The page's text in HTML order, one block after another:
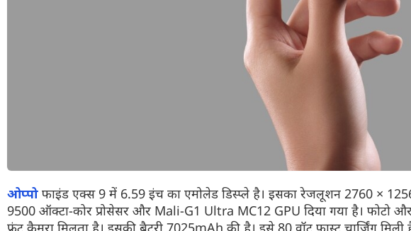
ओप्पो फाइंड एक्स 9 में 6.59 इंच का एमोलेड डिस्प्ले है। इसका रेजलूशन 2760 ×
9500 ऑक्टा-कोर प्रोसेसर और Mali-G1 Ultra MC12 GPU दिया गया है। फोटो
फ्रंट कैमरा मिलता है। इसकी बैटरी 7025mAh की है। इसे 80 वॉट फास्ट चार्जिंग